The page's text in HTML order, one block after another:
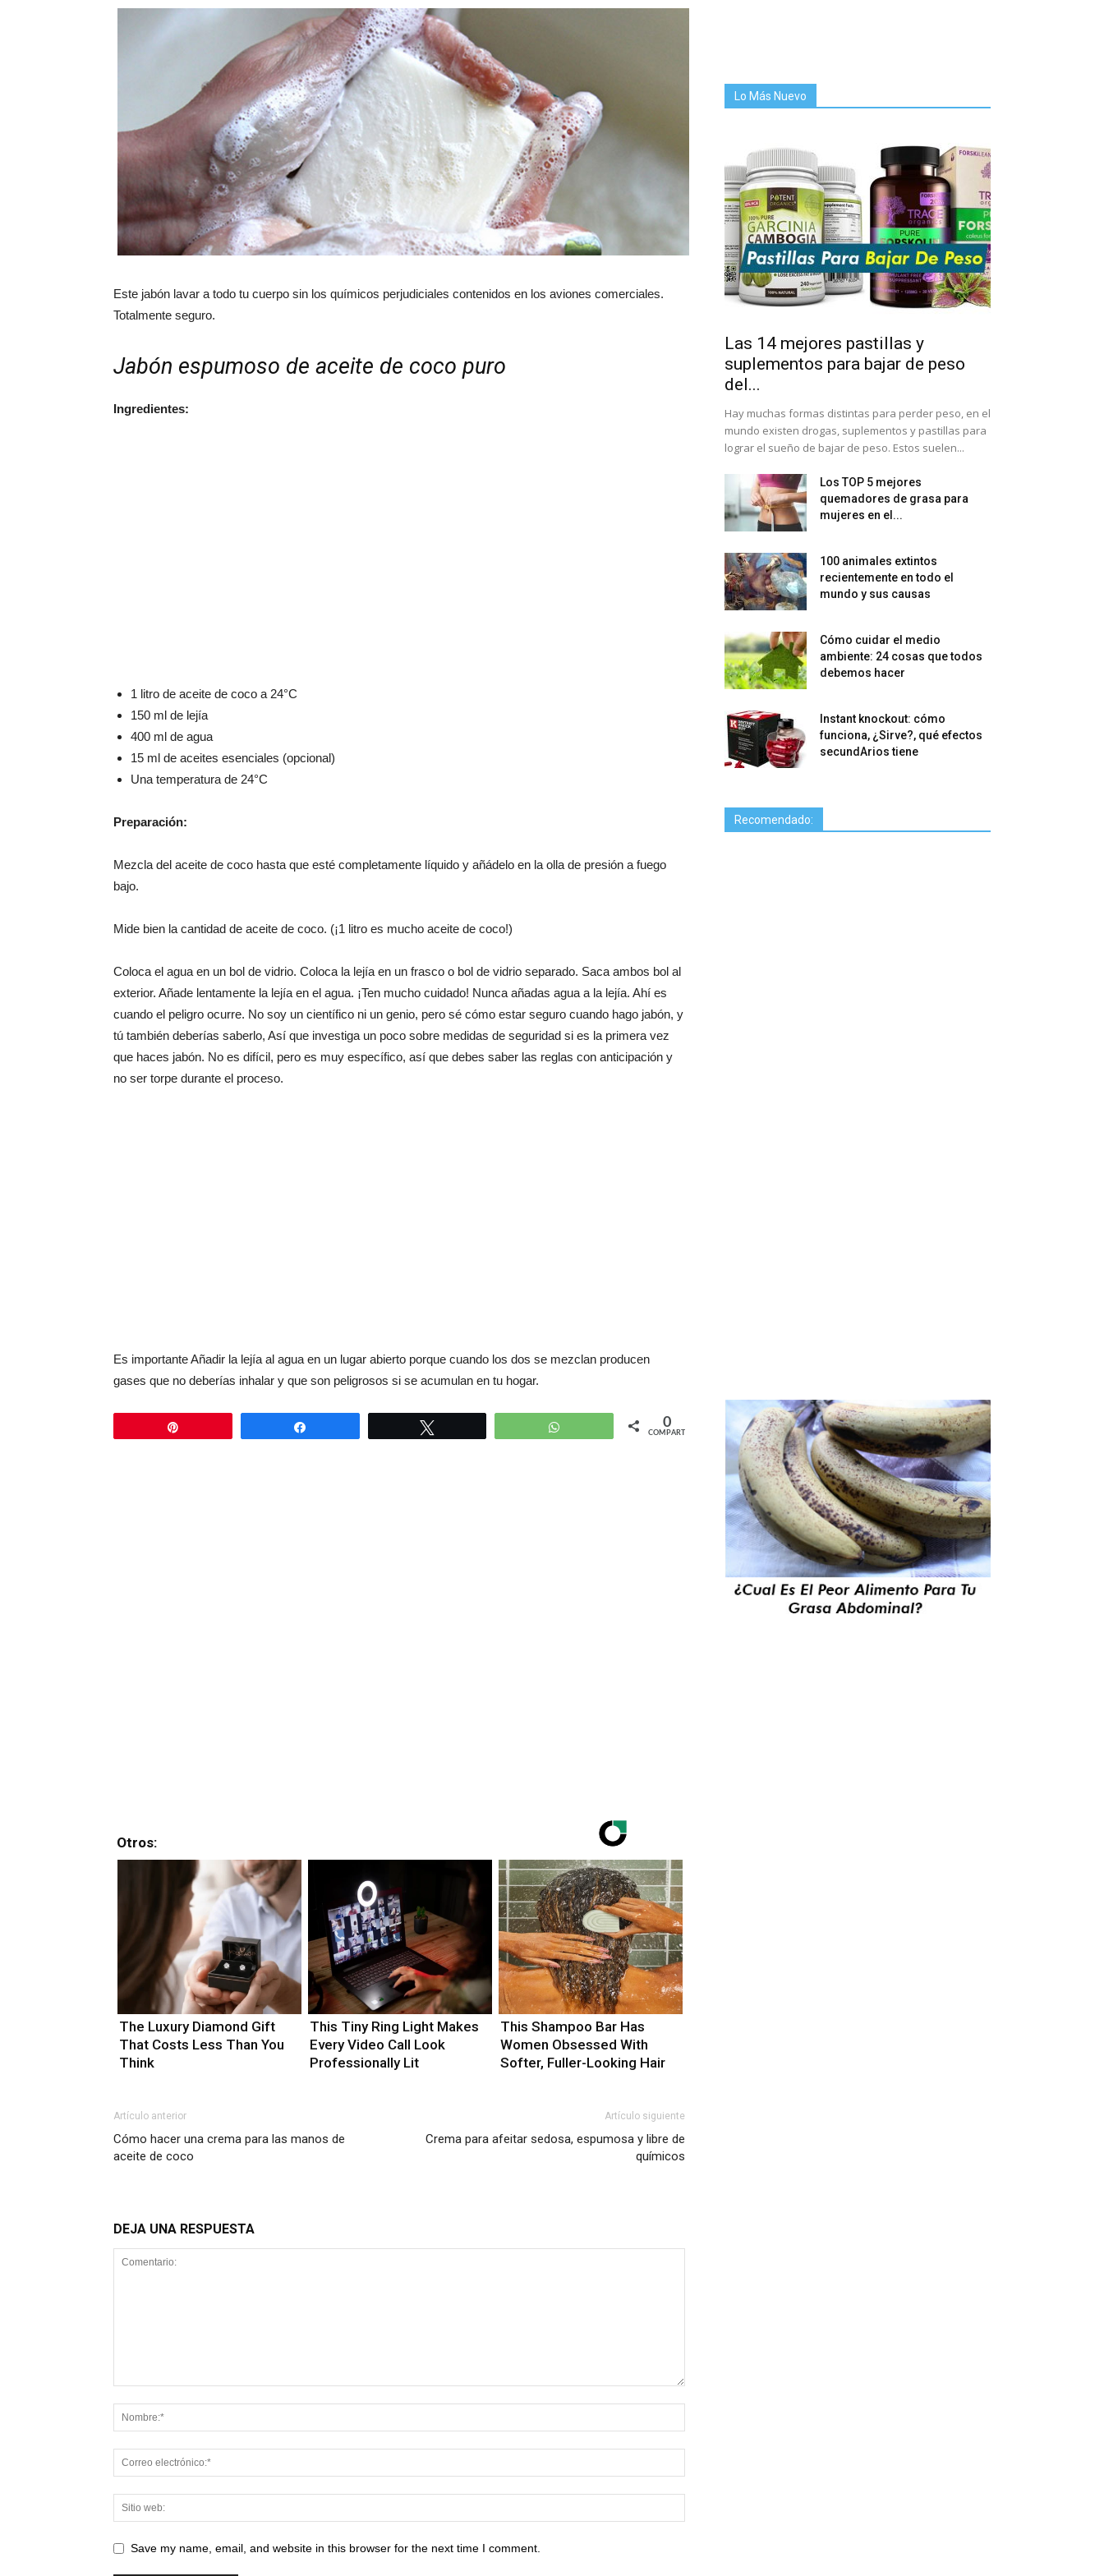
Este jabón lavar a todo tu cuerpo sin los químicos perjudiciales contenidos en los aviones comerciales.
Totalmente seguro.
Jabón espumoso de aceite de coco puro
Ingredientes:
1 litro de aceite de coco a 24°C
150 ml de lejía
400 ml de agua
15 ml de aceites esenciales (opcional)
Una temperatura de 24°C
Preparación:
Mezcla del aceite de coco hasta que esté completamente líquido y añádelo en la olla de presión a fuego
bajo.
Mide bien la cantidad de aceite de coco. (¡1 litro es mucho aceite de coco!)
Coloca el agua en un bol de vidrio. Coloca la lejía en un frasco o bol de vidrio separado. Saca ambos bol al
exterior. Añade lentamente la lejía en el agua. ¡Ten mucho cuidado! Nunca añadas agua a la lejía. Ahí es
cuando el peligro ocurre. No soy un científico ni un genio, pero sé cómo estar seguro cuando hago jabón, y
tú también deberías saberlo, Así que investiga un poco sobre medidas de seguridad si es la primera vez
que haces jabón. No es difícil, pero es muy específico, así que debes saber las reglas con anticipación y
no ser torpe durante el proceso.
Es importante Añadir la lejía al agua en un lugar abierto porque cuando los dos se mezclan producen
gases que no deberías inhalar y que son peligrosos si se acumulan en tu hogar.
0
COMPARTIR
Otros:
The Luxury Diamond Gift
That Costs Less Than You
Think
This Tiny Ring Light Makes
Every Video Call Look
Professionally Lit
This Shampoo Bar Has
Women Obsessed With
Softer, Fuller-Looking Hair
Artículo anterior
Cómo hacer una crema para las manos de
aceite de coco
Artículo siguiente
Crema para afeitar sedosa, espumosa y libre de
químicos
DEJA UNA RESPUESTA
Save my name, email, and website in this browser for the next time I comment.
Lo Más Nuevo
Las 14 mejores pastillas y
suplementos para bajar de peso
del...
Hay muchas formas distintas para perder peso, en el
mundo existen drogas, suplementos y pastillas para
lograr el sueño de bajar de peso. Estos suelen...
Los TOP 5 mejores
quemadores de grasa para
mujeres en el...
100 animales extintos
recientemente en todo el
mundo y sus causas
Cómo cuidar el medio
ambiente: 24 cosas que todos
debemos hacer
Instant knockout: cómo
funciona, ¿Sirve?, qué efectos
secundArios tiene
Recomendado: